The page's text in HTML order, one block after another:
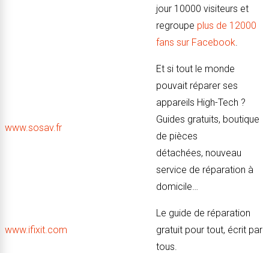
jour 10000 visiteurs et
regroupe plus de 12000
fans sur Facebook.
www.sosav.fr
Et si tout le monde
pouvait réparer ses
appareils High-Tech ?
Guides gratuits, boutique
de pièces
détachées, nouveau
service de réparation à
domicile…
www.ifixit.com
Le guide de réparation
gratuit pour tout, écrit par
tous.